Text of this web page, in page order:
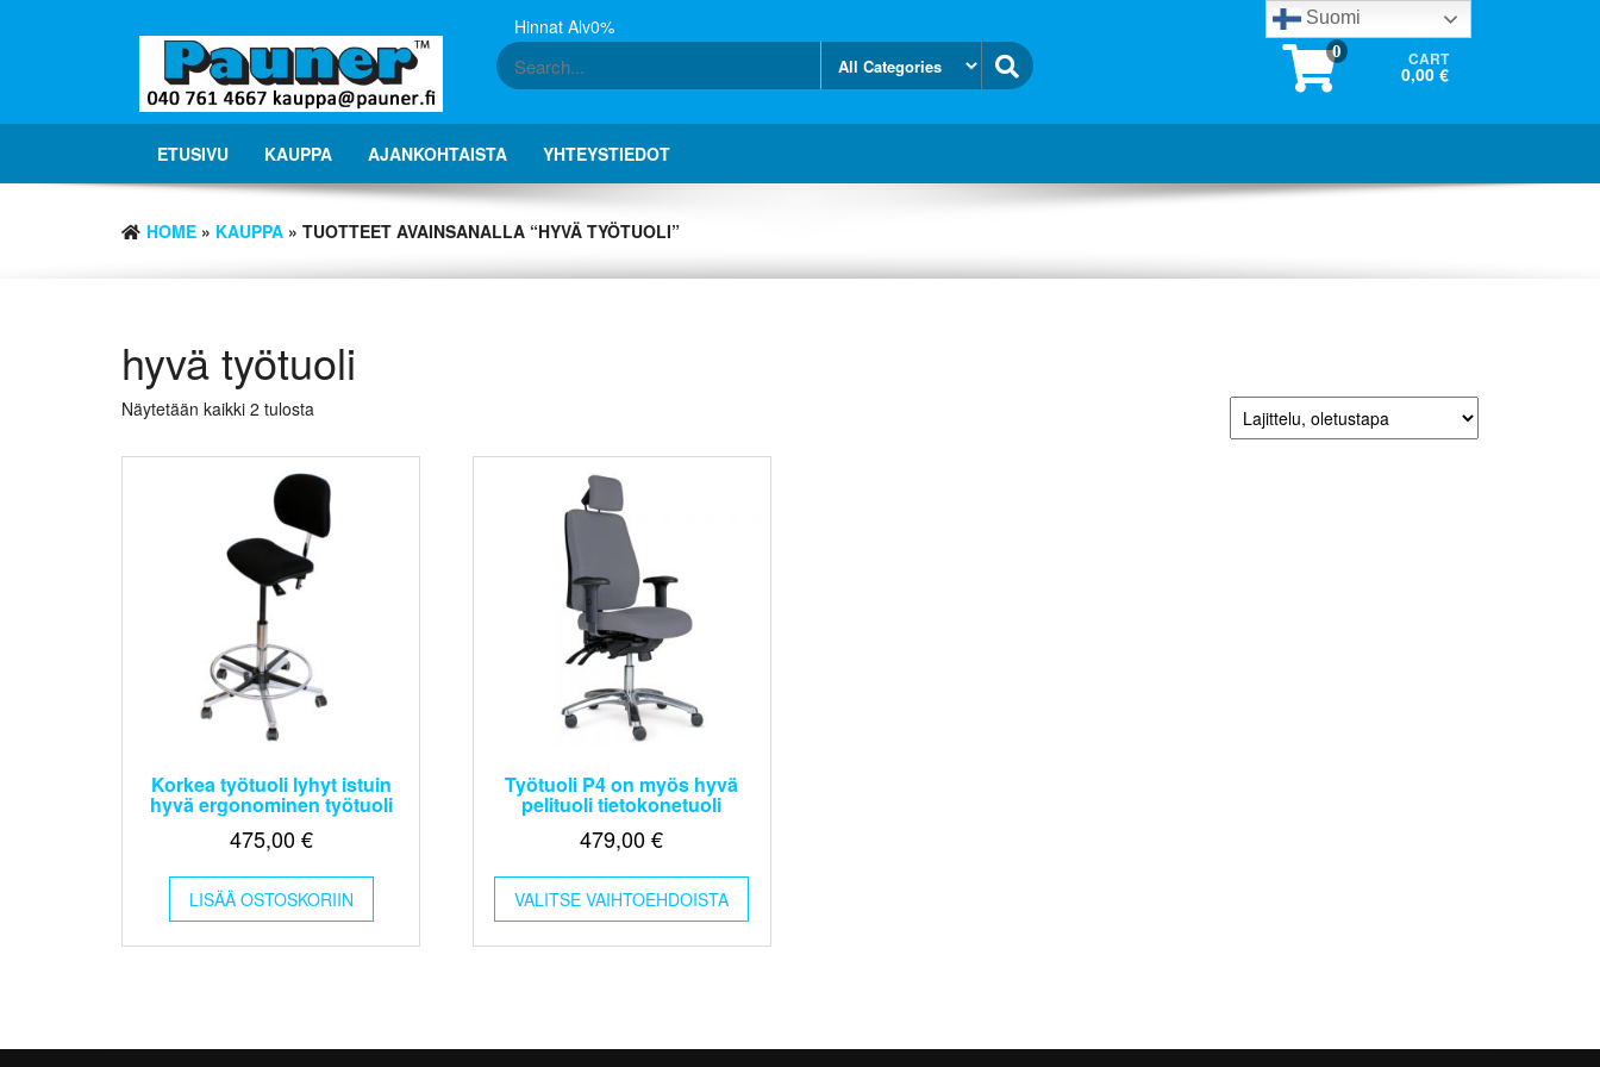
Hinnat Alv0%
0 CART
0,00 €
ETUSIVU KAUPPA AJANKOHTAISTA YHTEYSTIEDOT
HOME » KAUPPA » TUOTTEET AVAINSANALLA “HYVÄ TYÖTUOLI”
hyvä työtuoli
Näytetään kaikki 2 tulosta
Korkea työtuoli lyhyt istuin
hyvä ergonominen työtuoli
475,00€
LISÄÄ OSTOSKORIIN
Työtuoli P4 on myös hyvä
pelituoli tietokonetuoli
479,00€
VALITSE VAIHTOEHDOISTA
Tällä
on
useampi
Suomi